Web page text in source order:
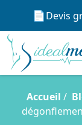
Devis
Accueil